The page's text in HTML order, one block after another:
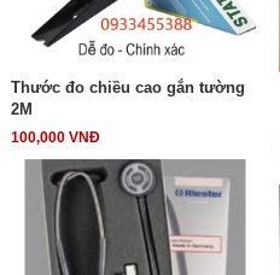
Thước đo chiều cao gắn tường
2M
100,000 VNĐ